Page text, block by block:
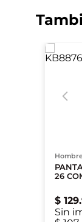
26
$ 129.
Sin